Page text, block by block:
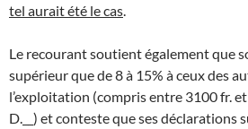
tel aurait été le cas
Le recourant soutient également que
supérieur que de 8 à 15% à ceux des
l’exploitation (compris entre 3100 fr.
D.__) et conteste que ses déclarations